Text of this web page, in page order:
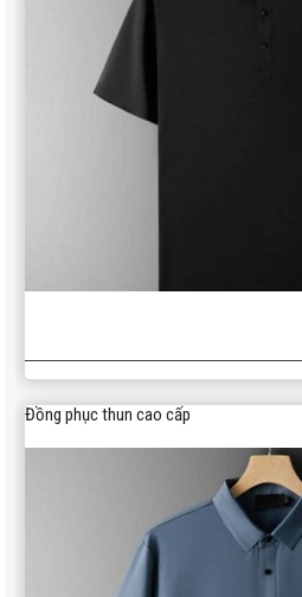
Đồng phục thun cao cấp